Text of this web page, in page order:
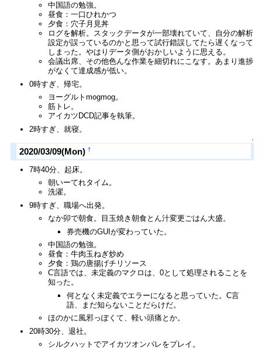
中国語の勉強。
昼食：一口ひれかつ
夕食：穴子月見丼
ログを解析。スタックデータが一部壊れていて、自分の解析
設定が誤っているのかと思って試行錯誤してたら遅くなって
しまった。やはりデータ側がおかしいように思える。
会議出席、その他色んな作業を細切れにこなす。あまり進捗
がなくて達成感が低い。
0時すぎ、帰宅。
ヨーグルトmogmog。
筋トレ。
アイカツDCD記事を執筆。
2時すぎ、就寝。
↑
2020/03/09(Mon) †
7時40分、起床。
朝いーてれタイム。
洗濯。
9時すぎ、職場へ出発。
なか卯で朝食。目玉焼き朝食とん汁変更ごはん大盛。
券売機のGUIが変わっていた。
中国語の勉強。
昼食：牛肉玉ねぎ炒め
夕食：鶏の唐揚げチリソース
C言語では、未定義のマクロは、0として処理されることを
知った。
何となく未定義でエラーになると思っていた。C言
語、まだ知らないことだらけだ。
ほのかに風邪っぽくて、軽い頭痛とか。
20時30分、退社。
シルクハットでアイカツオンパレをプレイ。